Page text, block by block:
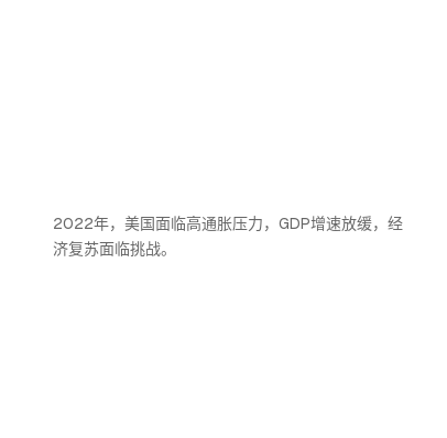
2022年，美国面临高通胀压力，GDP增速放缓，经
济复苏面临挑战。